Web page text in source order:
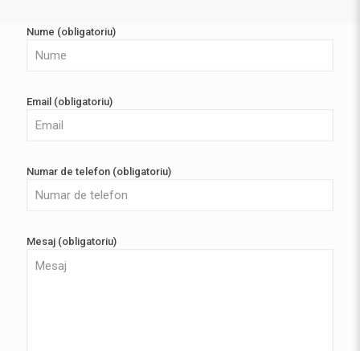
Nume (obligatoriu)
Email (obligatoriu)
Numar de telefon (obligatoriu)
Mesaj (obligatoriu)